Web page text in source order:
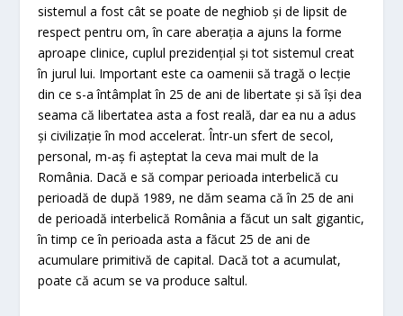
sistemul a fost cât se poate de neghiob și de lipsit de
respect pentru om, în care aberația a ajuns la forme
aproape clinice, cuplul prezidențial și tot sistemul creat
în jurul lui. Important este ca oamenii să tragă o lecție
din ce s-a întâmplat în 25 de ani de libertate și să își dea
seama că libertatea asta a fost reală, dar ea nu a adus
și civilizație în mod accelerat. Într-un sfert de secol,
personal, m-aș fi așteptat la ceva mai mult de la
România. Dacă e să compar perioada interbelică cu
perioadă de după 1989, ne dăm seama că în 25 de ani
de perioadă interbelică România a făcut un salt gigantic,
în timp ce în perioada asta a făcut 25 de ani de
acumulare primitivă de capital. Dacă tot a acumulat,
poate că acum se va produce saltul.